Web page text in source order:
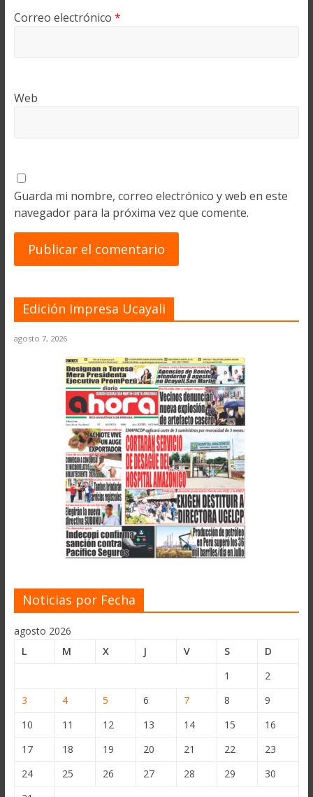
Correo electrónico *
Web
Guarda mi nombre, correo electrónico y web en este
navegador para la próxima vez que comente.
Edición Impresa Ucayali
agosto 7, 2026
Noticias por Fecha
agosto 2026
L
M X J V S
D
1
2
3
4 5 6 7 8
9
10
11 12 13 14 15
16
17
18 19 20 21 22
23
24
25 26 27 28 29
30